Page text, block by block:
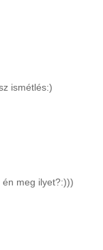
ismétlés:)
meg ilyet?:)))